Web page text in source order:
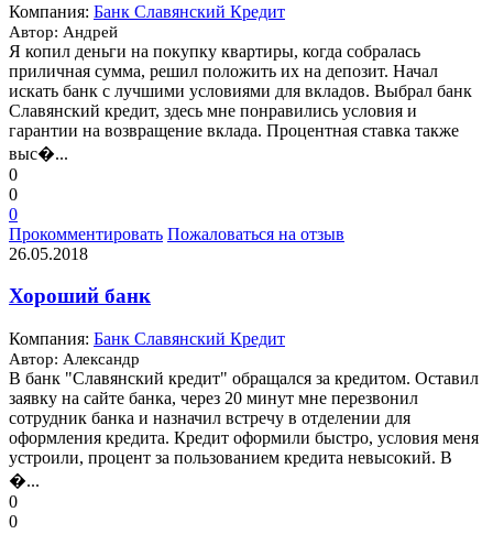
Компания: Банк Славянский Кредит
Автор: Андрей
Я копил деньги на покупку квартиры, когда собралась
приличная сумма, решил положить их на депозит. Начал
искать банк с лучшими условиями для вкладов. Выбрал банк
Славянский кредит, здесь мне понравились условия и
гарантии на возвращение вклада. Процентная ставка также
выс�...
0
0
0
Прокомментировать Пожаловаться на отзыв
26.05.2018
Хороший банк
Компания: Банк Славянский Кредит
Автор: Александр
В банк "Славянский кредит" обращался за кредитом. Оставил
заявку на сайте банка, через 20 минут мне перезвонил
сотрудник банка и назначил встречу в отделении для
оформления кредита. Кредит оформили быстро, условия меня
устроили, процент за пользованием кредита невысокий. В
�...
0
0